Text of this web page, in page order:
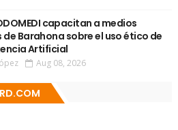
capacitan a medios
Barahona sobre el uso ético de
Artificial
Aug 08, 2026